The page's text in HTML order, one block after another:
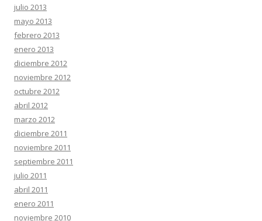
julio 2013
mayo 2013
febrero 2013
enero 2013
diciembre 2012
noviembre 2012
octubre 2012
abril 2012
marzo 2012
diciembre 2011
noviembre 2011
septiembre 2011
julio 2011
abril 2011
enero 2011
noviembre 2010